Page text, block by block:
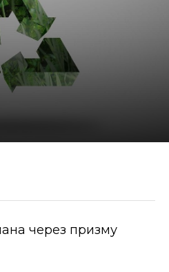
через призму